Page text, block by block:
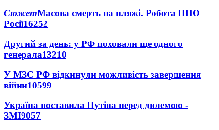
СюжетМасова смерть на пляжі. Робота ППО
Росії16252
Другий за день: у РФ поховали ще одного
генерала13210
У МЗС РФ відкинули можливість завершення
війни10599
Україна поставила Путіна перед дилемою -
ЗМІ9057